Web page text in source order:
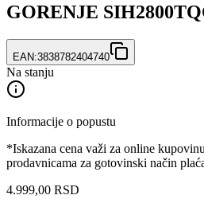
GORENJE
EAN:3838782404740
Na stanju
Informacije o popustu
*Iskazana cena važi za online
prodavnicama za gotovinski način
4.999,00 RSD